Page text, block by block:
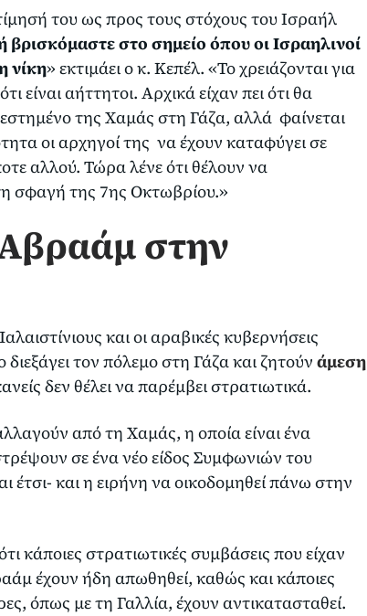
του ως προς τους στόχους του Ισραήλ
βρισκόμαστε στο σημείο όπου οι Ισραηλινοί
νίκη» εκτιμάει ο κ. Κεπέλ. «Το χρειάζονται για
είναι αήττητοι. Αρχικά είχαν πει ότι θα
της Χαμάς στη Γάζα, αλλά φαίνεται
οι αρχηγοί της να έχουν καταφύγει σε
αλλού. Τώρα λένε ότι θέλουν να
σφαγή της 7ης Οκτωβρίου.»
στην
και οι αραβικές κυβερνήσεις
τον πόλεμο στη Γάζα και ζητούνάμεση
δεν θέλει να παρέμβει στρατιωτικά.
από τη Χαμάς, η οποία είναι ένα
σε ένα νέο είδος Συμφωνιών του
και η ειρήνη να οικοδομηθεί πάνω στην
κάποιες στρατιωτικές συμβάσεις που είχαν
έχουν ήδη απωθηθεί, καθώς και κάποιες
όπως με τη Γαλλία, έχουν αντικατασταθεί.